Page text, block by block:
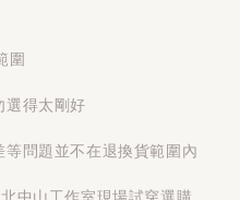
圍
選得太剛好
問題並不在退換貨範圍內